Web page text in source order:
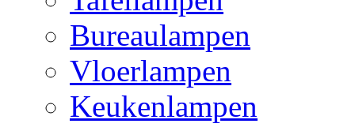
Bureaulampen
Vloerlampen
Keukenlampen